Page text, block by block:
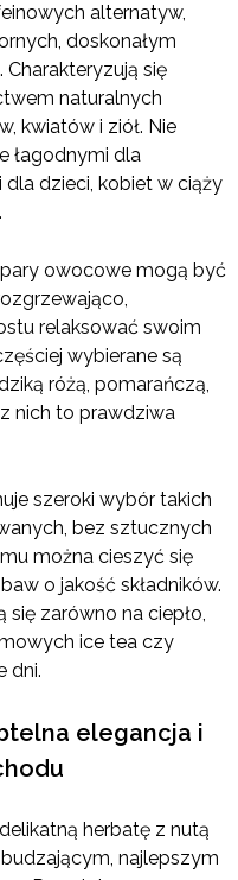
alternatyw,
doskonałym
. Charakteryzują się
naturalnych
kwiatów i ziół. Nie
łagodnymi dla
dzieci, kobiet w ciąży
owocowe mogą być
relaksować swoim
wybierane są
różą, pomarańczą,
nich to prawdziwa
szeroki wybór takich
bez sztucznych
można cieszyć się
o jakość składników.
zarówno na ciepło,
ice tea czy
dni.
elegancja i
herbatę z nutą
najlepszym